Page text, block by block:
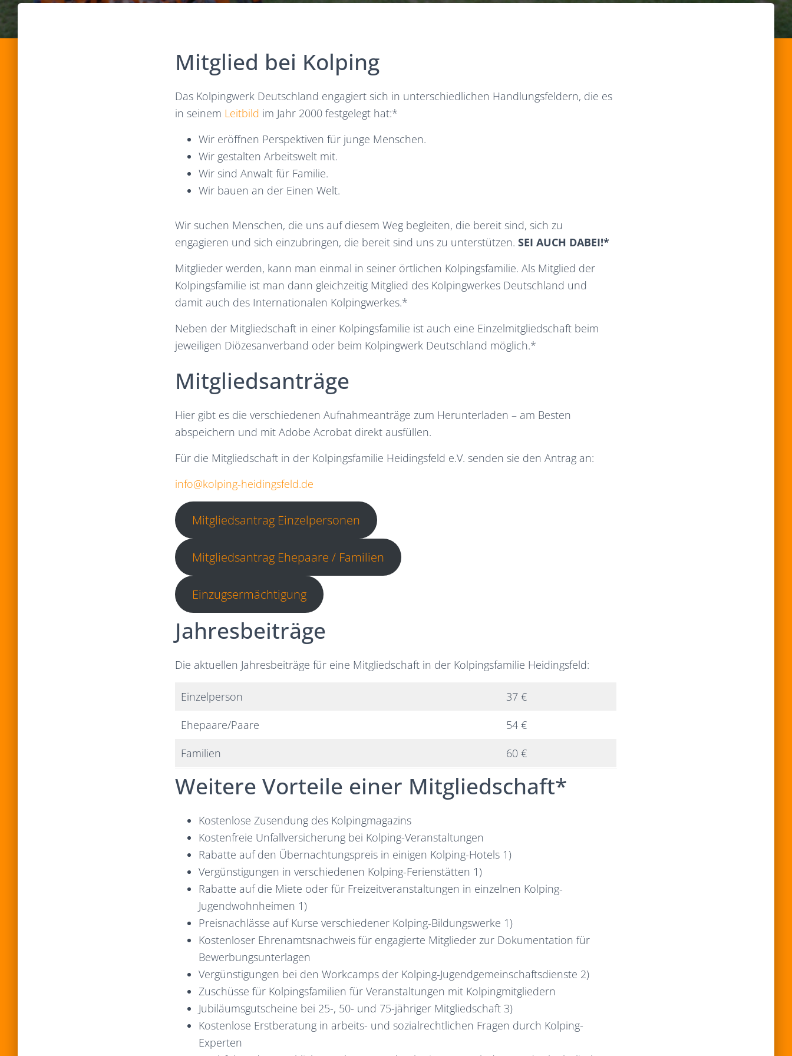
Mitglied bei Kolping
Das Kolpingwerk Deutschland engagiert sich in unterschiedlichen Handlungsfeldern, die es
in seinem Leitbild im Jahr 2000 festgelegt hat:*
Wir eröffnen Perspektiven für junge Menschen.
Wir gestalten Arbeitswelt mit.
Wir sind Anwalt für Familie.
Wir bauen an der Einen Welt.
Wir suchen Menschen, die uns auf diesem Weg begleiten, die bereit sind, sich zu
engagieren und sich einzubringen, die bereit sind uns zu unterstützen. SEI AUCH DABEI!*
Mitglieder werden, kann man einmal in seiner örtlichen Kolpingsfamilie. Als Mitglied der
Kolpingsfamilie ist man dann gleichzeitig Mitglied des Kolpingwerkes Deutschland und
damit auch des Internationalen Kolpingwerkes.*
Neben der Mitgliedschaft in einer Kolpingsfamilie ist auch eine Einzelmitgliedschaft beim
jeweiligen Diözesanverband oder beim Kolpingwerk Deutschland möglich.*
Mitgliedsanträge
Hier gibt es die verschiedenen Aufnahmeanträge zum Herunterladen – am Besten
abspeichern und mit Adobe Acrobat direkt ausfüllen.
Für die Mitgliedschaft in der Kolpingsfamilie Heidingsfeld e.V. senden sie den Antrag an:
info@kolping-heidingsfeld.de
Mitgliedsantrag Einzelpersonen
Mitgliedsantrag Ehepaare / Familien
Einzugsermächtigung
Jahresbeiträge
Die aktuellen Jahresbeiträge für eine Mitgliedschaft in der Kolpingsfamilie Heidingsfeld:
Einzelperson
37 €
Ehepaare/Paare
54 €
Familien
60 €
Weitere Vorteile einer Mitgliedschaft*
Kostenlose Zusendung des Kolpingmagazins
Kostenfreie Unfallversicherung bei Kolping-Veranstaltungen
Rabatte auf den Übernachtungspreis in einigen Kolping-Hotels 1)
Vergünstigungen in verschiedenen Kolping-Ferienstätten 1)
Rabatte auf die Miete oder für Freizeitveranstaltungen in einzelnen Kolping-
Jugendwohnheimen 1)
Preisnachlässe auf Kurse verschiedener Kolping-Bildungswerke 1)
Kostenloser Ehrenamtsnachweis für engagierte Mitglieder zur Dokumentation für
Bewerbungsunterlagen
Vergünstigungen bei den Workcamps der Kolping-Jugendgemeinschaftsdienste 2)
Zuschüsse für Kolpingsfamilien für Veranstaltungen mit Kolpingmitgliedern
Jubiläumsgutscheine bei 25-, 50- und 75-jähriger Mitgliedschaft 3)
Kostenlose Erstberatung in arbeits- und sozialrechtlichen Fragen durch Kolping-
Experten